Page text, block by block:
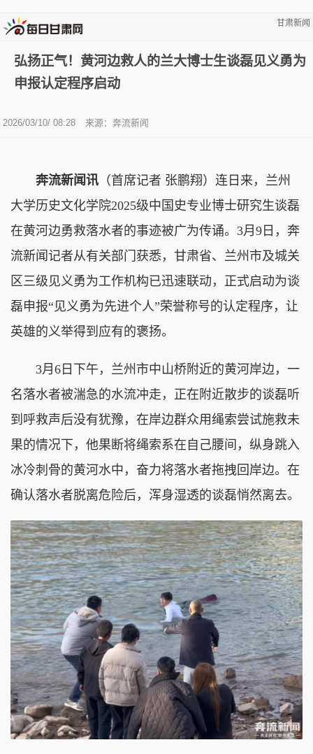
甘肃新闻
弘扬正气！黄河边救人的兰大博士生谈磊见义勇为
申报认定程序启动
2026/03/10/ 08:28 来源：奔流新闻
奔流新闻讯 （首席记者 张鹏翔）连日来，兰州
大学历史文化学院2025级中国史专业博士研究生谈磊
在黄河边勇救落水者的事迹被广为传诵。3月9日，奔
流新闻记者从有关部门获悉，甘肃省、兰州市及城关
区三级见义勇为工作机构已迅速联动，正式启动为谈
磊申报“见义勇为先进个人”荣誉称号的认定程序，让
英雄的义举得到应有的褒扬。
3月6日下午，兰州市中山桥附近的黄河岸边，一
名落水者被湍急的水流冲走，正在附近散步的谈磊听
到呼救声后没有犹豫，在岸边群众用绳索尝试施救未
果的情况下，他果断将绳索系在自己腰间，纵身跳入
冰冷刺骨的黄河水中，奋力将落水者拖拽回岸边。在
确认落水者脱离危险后，浑身湿透的谈磊悄然离去。